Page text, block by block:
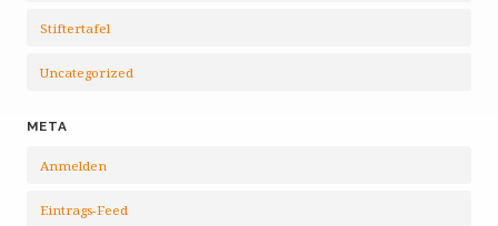
Stiftertafel
Uncategorized
META
Anmelden
Eintrags-Feed